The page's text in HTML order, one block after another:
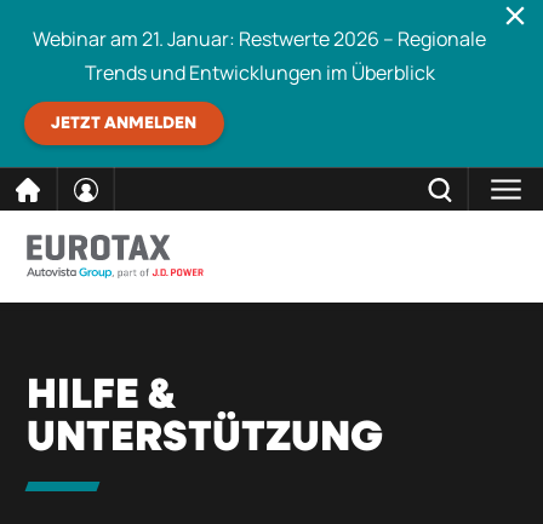
Inhalt
Webinar am 21. Januar: Restwerte 2026 – Regionale
Trends und Entwicklungen im Überblick
JETZT ANMELDEN
HILFE &
UNTERSTÜTZUNG